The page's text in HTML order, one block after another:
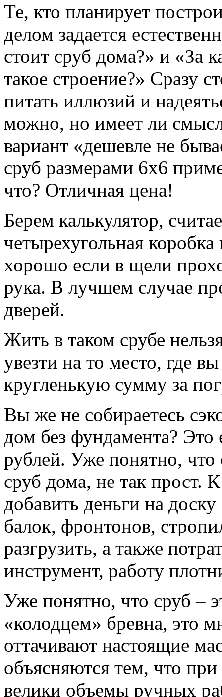
Те, кто планирует
делом задается
стоит сруб дома?» и «За
такое строение?» Сразу
питать иллюзий и
можно, но имеет ли
вариант «дешевле не
сруб размерами 6х6
что? Отличная цена!
Берем калькулятор,
четырехугольная
хорошо если в щели
рука. В лучшем случае
дверей.
Жить в таком срубе
увезти на то место, где
кругленькую сумму за
Вы же не собираетесь
дом без фундамента?
рублей. Уже понятно, что
сруб дома, не так прост.
добавить деньги на
балок, фронтонов,
разгрузить, а также
инструмент, работу
Уже понятно, что сруб –
«колодцем» бревна, это
оттачивают настоящие
объясняются тем, что
велики объемы ручных